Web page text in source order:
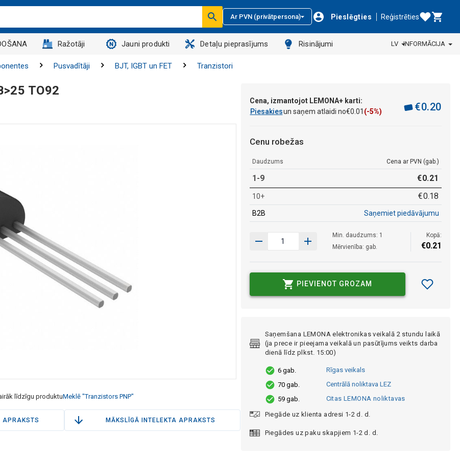
Ar PVN (privātpersona) Pieslēgties Reģistrēties
Ražotāji Jauni produkti Detaļu pieprasījums Risinājumi LV INFORMĀCIJA
Pusvadītāji BJT, IGBT un FET Tranzistori
TO92
līdzīgu produktuMeklē "Tranzistors PNP"
APRAKSTS MĀKSLĪGĀ INTELEKTA APRAKSTS
Cena, izmantojot LEMONA+ karti:
Piesakiesun saņem atlaidi no€0 01 (-5%) €0.20
Cenu robežas
Daudzums Cena ar PVN (gab.)
1-9 €0.21
10+ €0.18
B2B Saņemiet piedāvājumu
Min. daudzums: 1
Mērvienība: gab.
Kopā:
€0.21
PIEVIENOT GROZAM
Saņemšana LEMONA elektronikas veikalā 2 stundu laikā
(ja prece ir pieejama veikalā un pasūtījums veikts darba
dienā līdz plkst. 15:00)
6 gab.
Rīgas veikals
70 gab.
Centrālā noliktava LEZ
59 gab.
Citas LEMONA noliktavas
Piegāde uz klienta adresi 1-2 d. d.
Piegādes uz paku skapjiem 1-2 d. d.